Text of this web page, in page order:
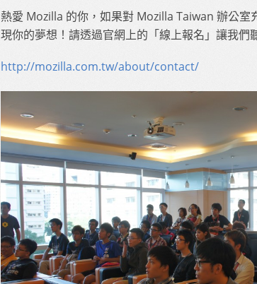
熱愛 Mozilla 的你，如果對 Mozilla Taiwan 辦公
現你的夢想！請透過官網上的「線上報名」讓我們
http://mozilla.com.tw/about/contact/